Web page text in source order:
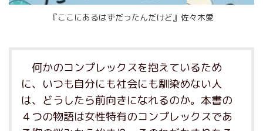
『ここにあるはずだったんだけど』佐々木愛
何かのコンプレックスを抱えているため
に、いつも自分にも社会にも馴染めない人
は、どうしたら前向きになれるのか。本書の
４つの物語は女性特有のコンプレックスであ